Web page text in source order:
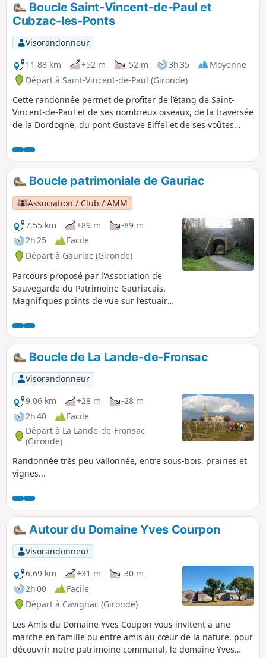
Boucle Saint-Vincent-de-Paul et
Cubzac-les-Ponts
Visorandonneur
11,88 km
+52 m -52 m 3h 35
Moyenne
Départ à Saint-Vincent-de-Paul (Gironde)
Cette randonnée permet de profiter de l’étang de Saint-
Vincent-de-Paul et de ses nombreux oiseaux, de la traversée
de la Dordogne, du pont Gustave Eiffel et de ses voûtes
de Cubzac-les-Ponts.
Boucle patrimoniale de Gauriac
Association / Club / AMM
7,55 km
+89 m
-89 m
2h 25
Facile
Départ à Gauriac (Gironde)
Parcours proposé par l'Association de
Sauvegarde du Patrimoine Gauriacais.
Magnifiques points de vue sur l’estuaire
Nord et le Médoc. Le parcours est
jalonné de belles maisons de capitaines
au long cours, de pêcheurs, de carrelets
et d’habitats troglodytiques jusqu’au
petit port de Roque-de-Thau. C'est aussi
la traversée d'un espace boisé protégé,
le château de Thau et l'église... 17
pupitres informent les promeneurs sur
les sites et ouvrages rencontrés.
Boucle de La Lande-de-Fronsac
Visorandonneur
9,06 km
+28 m
-28 m
2h 40
Facile
Départ à La Lande-de-Fronsac
(Gironde)
Randonnée très peu vallonnée, entre sous-bois, prairies et
vignes...
Autour du Domaine Yves Courpon
Visorandonneur
6,69 km
+31 m
-30 m
2h 00
Facile
Départ à Cavignac (Gironde)
Les Amis du Domaine Yves Coupon vous invitent à une
marche en famille ou entre amis au cœur de la nature, pour
découvrir notre patrimoine communal, le domaine Yves